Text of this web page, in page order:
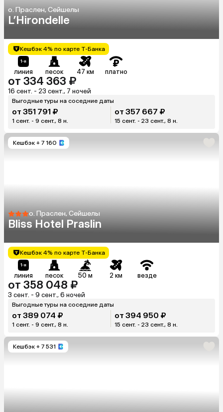
о. Праслен, Сейшелы
L’Hirondelle
Кешбэк 4% по карте Т-Банка
линия песок 47 км платно
от 334 363 ₽
16 сент. - 23 сент., 7 ночей
Выгодные туры на соседние даты
от 351 791 ₽
1 сент. - 9 сент., 8 н.
от 357 667 ₽
15 сент. - 23 сент., 8 н.
Кешбэк + 7 160
о. Праслен, Сейшелы
Bliss Hotel Praslin
Кешбэк 4% по карте Т-Банка
линия песок 50 м 2 км везде
от 358 048 ₽
3 сент. - 9 сент., 6 ночей
Выгодные туры на соседние даты
от 389 074 ₽
1 сент. - 9 сент., 8 н.
от 394 950 ₽
15 сент. - 23 сент., 8 н.
Кешбэк + 7 531